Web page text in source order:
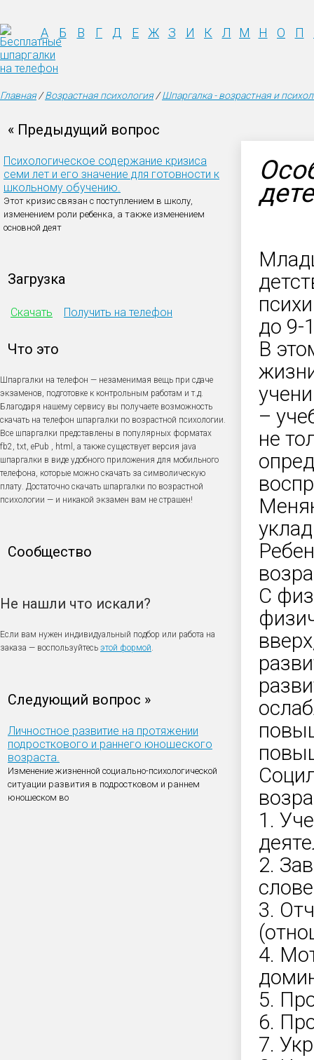
А Б В Г Д Е Ж З И К Л М Н О П
Главная/Возрастная психология/Шпаргалка - возрастная и
« Предыдущий вопрос
Психологическое содержание кризиса
семи лет и его значение для готовности к
школьному обучению.
Этот кризис связан с поступлением в школу,
изменением роли ребенка, а также изменением
основной деят
Загрузка
Скачать Получить на телефон
Что это
Шпаргалки на телефон — незаменимая вещь при сдаче
экзаменов, подготовке к контрольным работам и т.д.
Благодаря нашему сервису вы получаете возможность
скачать на телефон шпаргалки по возрастной психологии.
Все шпаргалки представлены в популярных форматах
fb2, txt, ePub , html, а также существует версия java
шпаргалки в виде удобного приложения для мобильного
телефона, которые можно скачать за символическую
плату. Достаточно скачать шпаргалки по возрастной
психологии — и никакой экзамен вам не страшен!
Сообщество
Не нашли что искали?
Если вам нужен индивидуальный подбор или работа на
заказа — воспользуйтесь этой формой.
Следующий вопрос »
Личностное развитие на протяжении
подросткового и раннего юношеского
возраста.
Изменение жизненной социально-психологической
ситуации развития в подростковом и раннем
юношеском во
до 9-
В
–
не
С
1.
2.
3.
4.
5.
6.
7.